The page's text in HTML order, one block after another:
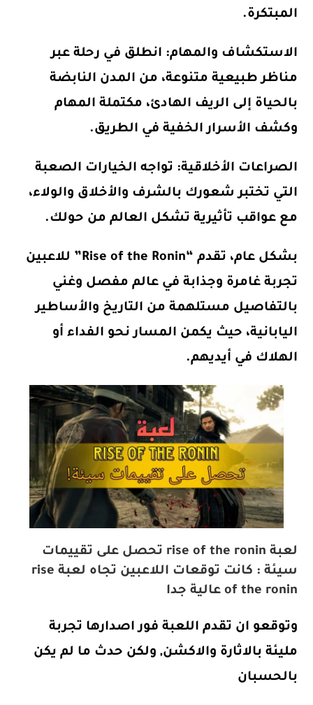
المبتكرة.
الاستكشاف والمهام: انطلق في رحلة عبر
مناظر طبيعية متنوعة، من المدن النابضة
بالحياة إلى الريف الهادئ، مكتملة المهام
وكشف الأسرار الخفية في الطريق.
الصراعات الأخلاقية: تواجه الخيارات الصعبة
التي تختبر شعورك بالشرف والأخلاق والولاء،
مع عواقب تأثيرية تشكل العالم من حولك.
بشكل عام، تقدم “Rise of the Ronin” للاعبين
تجربة غامرة وجذابة في عالم مفصل وغني
بالتفاصيل مستلهمة من التاريخ والأساطير
اليابانية، حيث يكمن المسار نحو الفداء أو
الهلاك في أيديهم.
لعبة rise of the ronin تحصل على تقييمات
سيئة : كانت توقعات اللاعبين تجاه لعبة rise
of the ronin عالية جدا
وتوقعو ان تقدم اللعبة فور اصدارها تجربة
مليئة بالاثارة والاكشن, ولكن حدث ما لم يكن
بالحسبان